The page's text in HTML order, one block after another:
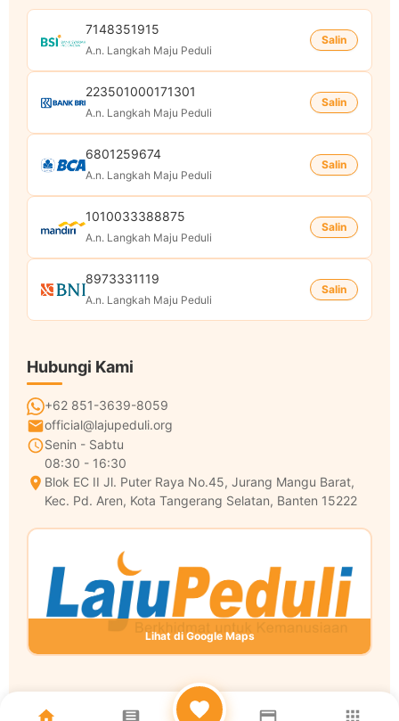
7148351915
A.n. Langkah Maju Peduli
Salin
223501000171301
A.n. Langkah Maju Peduli
Salin
6801259674
A.n. Langkah Maju Peduli
Salin
1010033388875
A.n. Langkah Maju Peduli
Salin
8973331119
A.n. Langkah Maju Peduli
Salin
Hubungi Kami
+62 851-3639-8059
official@lajupeduli.org
Senin - Sabtu
08:30 - 16:30
Blok EC II Jl. Puter Raya No.45, Jurang Mangu Barat,
Kec. Pd. Aren, Kota Tangerang Selatan, Banten 15222
Lihat di Google Maps